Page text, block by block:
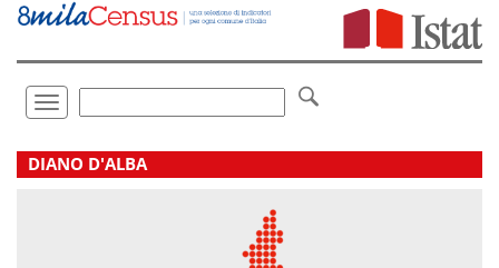
Vai
direttamente
Toggle
navigation
.
DIANO D'ALBA